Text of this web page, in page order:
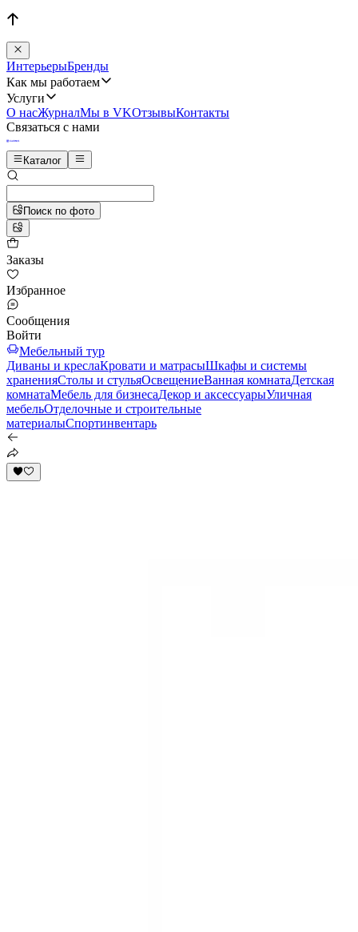
ИнтерьерыБренды
Как мы работаем
Услуги
О насЖурналМы в VKОтзывыКонтакты
Связаться с нами
Каталог
Поиск по фото
Заказы
Избранное
Сообщения
Войти
Мебельный тур
Диваны и креслаКровати и матрасыШкафы и системы
храненияСтолы и стульяОсвещениеВанная комнатаДетская
комнатаМебель для бизнесаДекор и аксессуарыУличная
мебельОтделочные и строительные
материалыСпортинвентарь